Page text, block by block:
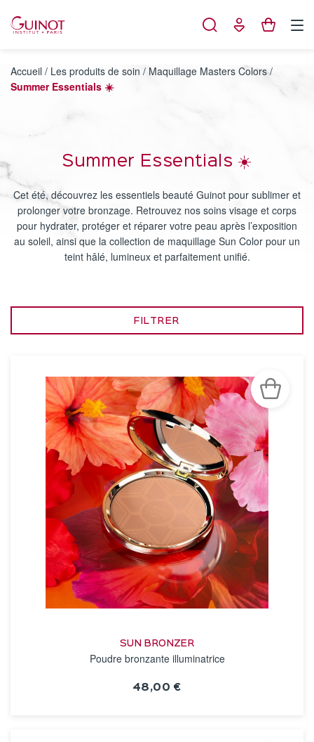
Accueil / Les produits de soin / Maquillage Masters Colors /
Summer Essentials ☀️
Summer Essentials ☀️
Cet été, découvrez les essentiels beauté Guinot pour sublimer et
prolonger votre bronzage. Retrouvez nos soins visage et corps
pour hydrater, protéger et réparer votre peau après l’exposition
au soleil, ainsi que la collection de maquillage Sun Color pour un
teint hâlé, lumineux et parfaitement unifié.
FILTRER
SUN BRONZER
Poudre bronzante illuminatrice
48,00 €